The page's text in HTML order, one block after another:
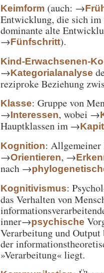
Keimform (auch: →
Entwicklung, die sich im
dominante alte
→Fünfschritt).
Kind-Erwachsenen-
→Kategorialanalyse
reziproke Beziehung
Klasse: Gruppe von
→Interessen, wobei →
Hauptklassen im →
Kognition: Allgemeiner
→Orientieren, →
nach →
Kognitivismus:
das Verhalten von
inner→psychische
Verarbeitung und
der
»Verarbeitung« liegt.